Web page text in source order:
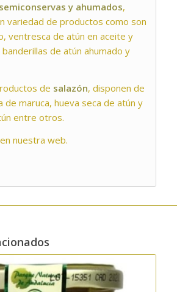
semiconservas y ahumados,
variedad de productos como son
ventresca de atún en aceite y
de atún ahumado y
de salazón, disponen de
de maruca, hueva seca de atún y
entre otros.
en nuestra web.